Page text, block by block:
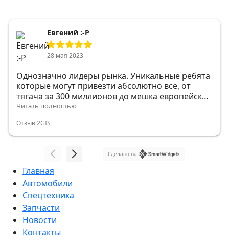
Евгений :-Р
28 мая 2023
Однозначно лидеры рынка. Уникальные ребята
которые могут привезти абсолютно все, от
тягача за 300 миллионов до мешка европейских
гвоздей.
Читать полностью
Отзыв 2GIS
Сделано на
Главная
Автомобили
Спецтехника
Запчасти
Новости
Контакты